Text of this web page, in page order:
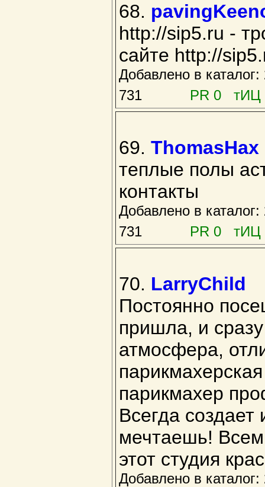
68.
http://sip5.ru -
сайте http://
Добавлено в
731
PR 0 тИЦ
69. ThomasHax
теплые полы
контакты
Добавлено в
731
PR 0 тИЦ
70. LarryChild
Постоянно
пришла, и
атмосфера,
парикмахер
Всегда
мечтаешь! Всем
этот студия
Добавлено в